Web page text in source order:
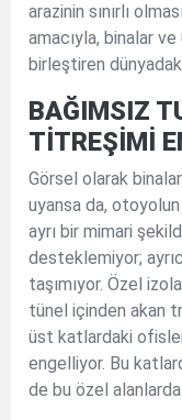
arazinin sınırlı
amacıyla, binalar
birleştiren
BAĞIMSIZ
TİTREŞİMİ
Görsel olarak
uyansa da,
ayrı bir mimari
desteklemiyor;
taşımıyor. Özel
tünel içinden akan
üst katlardaki
engelliyor. Bu
de bu özel